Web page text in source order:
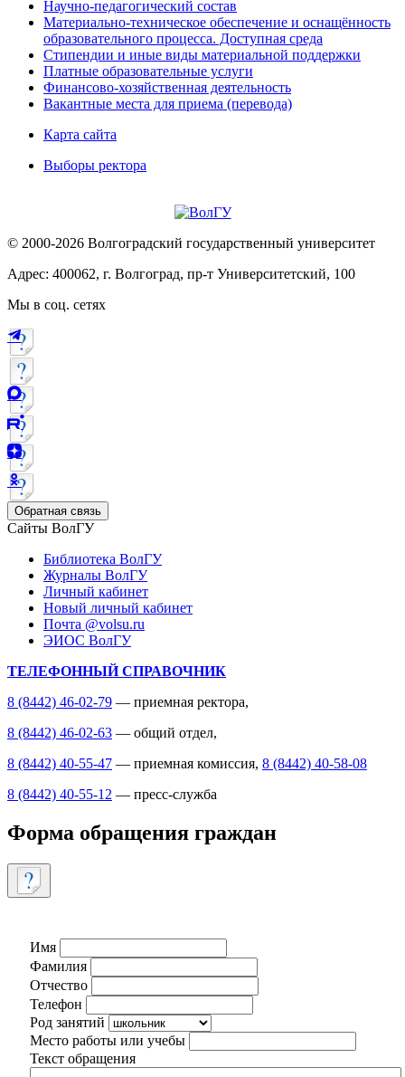
Научно-педагогический состав
Материально-техническое обеспечение и оснащённость
образовательного процесса. Доступная среда
Стипендии и иные виды материальной поддержки
Платные образовательные услуги
Финансово-хозяйственная деятельность
Вакантные места для приема (перевода)
Карта сайта
Выборы ректора
© 2000-2026 Волгоградский государственный университет
Адрес: 400062, г. Волгоград, пр-т Университетский, 100
Мы в соц. сетях
Обратная связь
Сайты ВолГУ
Библиотека ВолГУ
Журналы ВолГУ
Личный кабинет
Новый личный кабинет
Почта @volsu.ru
ЭИОС ВолГУ
ТЕЛЕФОННЫЙ СПРАВОЧНИК
8 (8442) 46-02-79 — приемная ректора,
8 (8442) 46-02-63 — общий отдел,
8 (8442) 40-55-47 — приемная комиссия, 8 (8442) 40-58-08
8 (8442) 40-55-12 — пресс-служба
Форма обращения граждан
Имя
Фамилия
Отчество
Телефон
Род занятий
Место работы или учебы
Текст обращения